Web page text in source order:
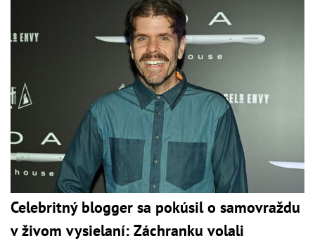
Celebritný blogger sa pokúsil o samovraždu
v živom vysielaní: Záchranku volali